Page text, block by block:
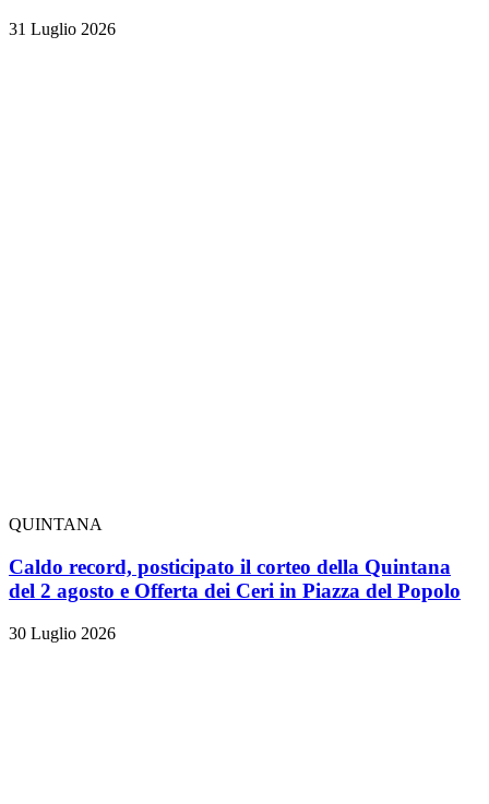
31 Luglio 2026
QUINTANA
Caldo record, posticipato il corteo della Quintana
del 2 agosto e Offerta dei Ceri in Piazza del Popolo
30 Luglio 2026